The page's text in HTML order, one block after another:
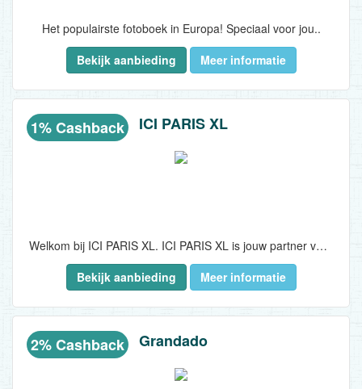
Het populairste fotoboek in Europa! Speciaal voor jou..
Bekijk aanbieding
Meer informatie
1% Cashback ICI PARIS XL
Welkom bij ICI PARIS XL. ICI PARIS XL is jouw partner voor parfum, huidverzorging en make-up. Dé nr. 1 beauty expert van België. Bijna 51 jaar lang rolt ICI PARIS XL dagelijks de roze loper uit voor zijn klanten. Iedereen is mooi, dat weten we bij ICI PARIS XL wel zeker. We helpen je graag om je nog mooier te doen voelen dan je nu al bent. Durf jezelf te zijn, voor 100%...
Bekijk aanbieding
Meer informatie
2% Cashback Grandado